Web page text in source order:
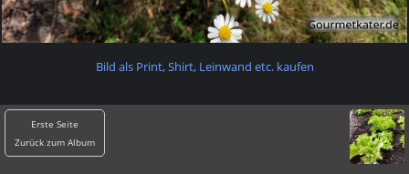
Bild als Print, Shirt, Leinwand etc. kaufen
Erste Seite
Zurück zum Album